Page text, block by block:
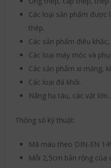
Các loại sản phẩm
thép.
Các sản phẩm điêu
Các loại máy móc và
Các sản phẩm xi măng,
Các loại đá khối.
Nâng hạ tàu, các vật
Thông số kỹ thuật:
Mã màu theo DIN-EN
Mỗi 2,5cm bản rộng